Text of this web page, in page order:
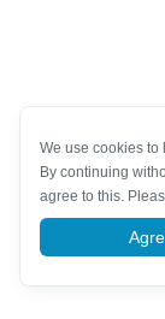
We use cookies to
By continuing
agree to this.